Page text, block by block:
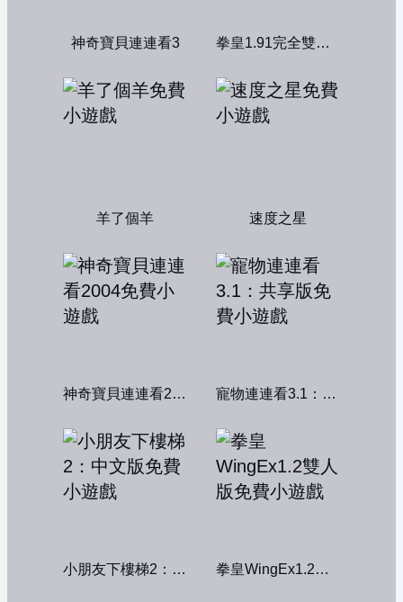
神奇寶貝連連看3 拳皇1.91完全雙人版
羊了個羊 速度之星
神奇寶貝連連看2004 寵物連連看3.1：共享版
小朋友下樓梯2：中文版 拳皇WingEx1.2雙人版